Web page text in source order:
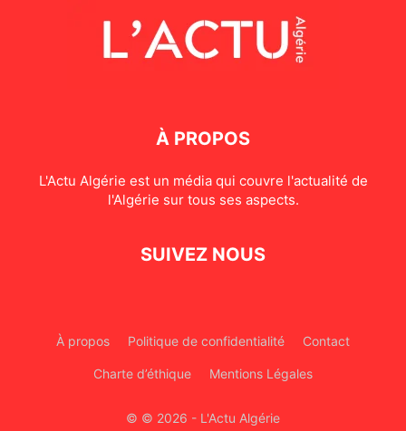
À PROPOS
L'Actu Algérie est un média qui couvre l'actualité de
l'Algérie sur tous ses aspects.
SUIVEZ NOUS
À propos Politique de confidentialité Contact
Charte d’éthique Mentions Légales
© © 2026 - L'Actu Algérie